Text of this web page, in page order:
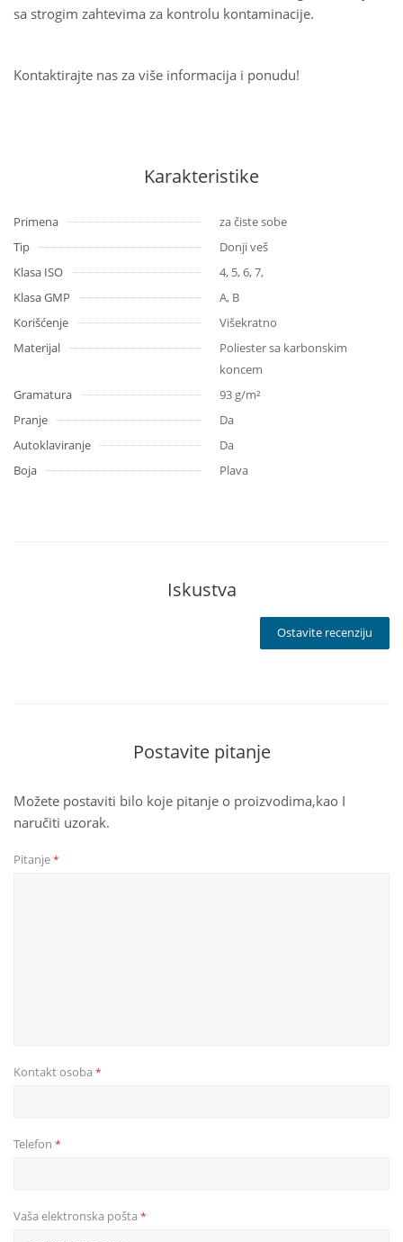
sa strogim zahtevima za kontrolu kontaminacije.
Kontaktirajte nas za više informacija i ponudu!
Karakteristike
Primena
za čiste sobe
Tip
Donji veš
Klasa ISO
4, 5, 6, 7,
Klasa GMP
A, B
Korišćenje
Višekratno
Materijal
Poliester sa karbonskim
koncem
Gramatura
93 g/m²
Pranje
Da
Autoklaviranje
Da
Boja
Plava
Iskustva
Ostavite recenziju
Postavite pitanje
Možete postaviti bilo koje pitanje o proizvodima,kao I
naručiti uzorak.
Pitanje*
Kontakt osoba *
Telefon *
Vaša elektronska pošta *